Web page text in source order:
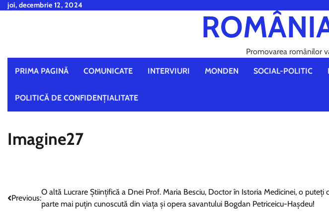
Skipjoi, decembrie 12, 2024
Promovarea românilor
PRIMA PAGINĂ COMUNICATE INTERVIURI MONDEN SOCIAL-POLITIC
POLITICĂ DE CONFIDENȚIALITATE
Imagine27
Navigare
Previous:
O altă Lucrare Științifică a Dnei Prof. Maria Besciu, Doctor în Istoria Medicinei, o puteți
parte mai puţin cunoscută din viaţa şi opera savantului Bogdan Petriceicu-Haşdeu!